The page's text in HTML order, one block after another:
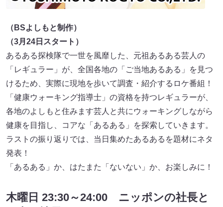
（BSよしもと制作）
（3月24日スタート）
あるある探検隊で一世を風靡した、元祖あるある芸人の
「レギュラー」が、全国各地の「ご当地あるある」を見つ
けるため、実際に現地を歩いて調査・紹介するロケ番組！
「健康ウォーキング指導士」の資格を持つレギュラーが、
各地のよしもと住みます芸人と共にウォーキングしながら
健康を目指し、コアな「あるある」を探索していきます。
ラストの振り返りでは、当日集めたあるあるを題材にネタ
発表！
「あるある」か、はたまた「ないない」か、お楽しみに！
木曜日 23:30～24:00 ニッポンの社長と